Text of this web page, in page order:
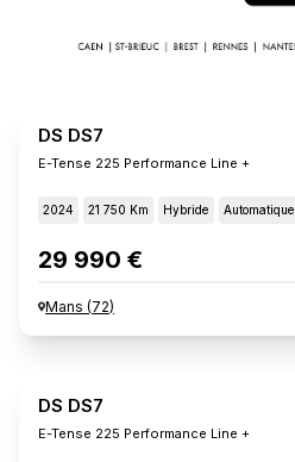
DS DS7
E-Tense 225 Performance Line +
2024 21 750 Km Hybride Automatique
29 990 €
Mans (72)
DS DS7
E-Tense 225 Performance Line +